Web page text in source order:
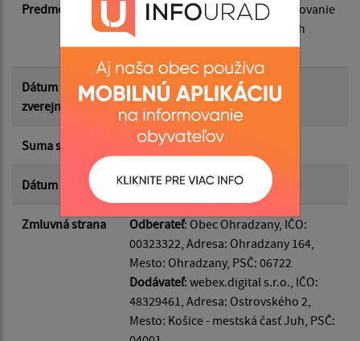
Typ:
Filtrovať Reset
Predmet
Vytvorenie webstránky a poskytovanie
doménových a webhostingových
služieb
Dátum
zverejnenia
04.03.2026
Suma s DPH* 615.00 €
Dátum uzavretia 04.03.2026
Zmluvná strana Odberateľ: Obec Ohradzany, IČO:
00323322, Adresa: Ohradzany 164,
Mesto: Ohradzany, PSČ: 06722
Dodávateľ: webex.digital s.r.o., IČO:
48329461, Adresa: Ostrovského 2,
Mesto: Košice - mestská časť Juh, PSČ: